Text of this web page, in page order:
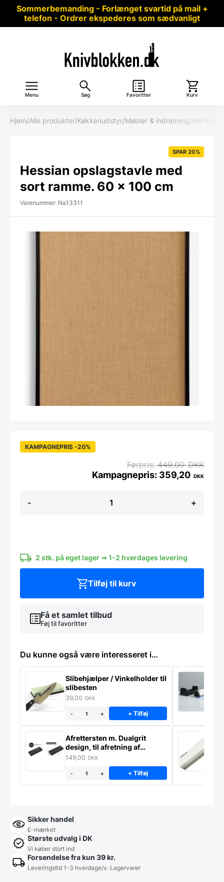
Sommerbemanding - Forlænget svartid på mail +
telefon - Ordrer ekspederes som sædvanligt
Menu Søg Favoritter Kurv
Hjem/Alle produkter/Køkkenudstyr/Møbler & indretning/
SPAR 20%
Hessian opslagstavle med
sort ramme. 60 x 100 cm
Varenummer: Na13311
-
opslagstavle
100
cm
+
KAMPAGNEPRIS -20%
449,00DKK
359,20 DKK
2 stk. på eget lager ➞ 1-2 hverdages levering
Få et samlet tilbud
Føj til favoritter
Tilføj til kurv
Du kunne også være interesseret i…
Slibehjælper / Vinkelholder til
slibesten
39,00 DKK
- + + Tilføj
Afrettersten m. Dualgrit
design, til afretning af
slibesten
149,00 DKK
- + + Tilføj
Sikker handel
E-mærket
Største udvalg i DK
Vi køber stort ind
Forsendelse fra kun 39 kr.
Leveringstid 1-3 hverdage/v. Lagervarer